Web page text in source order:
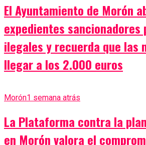
El Ayuntamiento de Morón
expedientes
ilegales y recuerda que las
llegar a los 2.000 euros
Morón1 semana atrás
La Plataforma contra la
en Morón valora el